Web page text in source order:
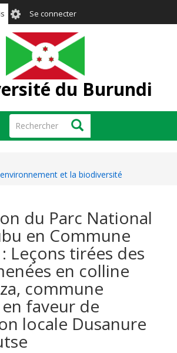
User
account
menu
Se connecter
du Burundi
Rechercher Rechercher
et la biodiversité
du Parc National
en Commune
Leçons tirées des
en colline
commune
faveur de
locale Dusanure